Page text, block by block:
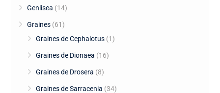
Genlisea (14)
Graines (61)
Graines de Cephalotus (1)
Graines de Dionaea (16)
Graines de Drosera (8)
Graines de Sarracenia (34)